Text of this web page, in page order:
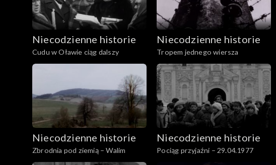
Niecodzienne historie
Cudu w Oławie ciąg dalszy
Niecodzienne historie
Tropem jednego wiersza
Niecodzienne historie
Zbrodnia pod ziemią – Walim
Niecodzienne historie
Pociąg przyjaźni – 29.04.1977